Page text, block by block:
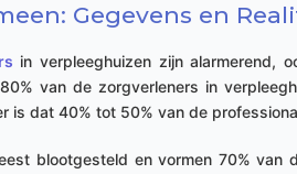
Gegevens en
in verpleeghuizen zijn alarmerend,
van de zorgverleners in
is dat 40% tot 50% van de
blootgesteld en vormen 70% van